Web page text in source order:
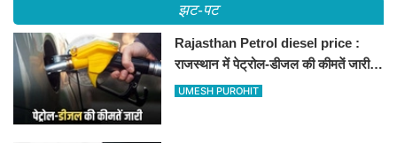
झट-पट
Rajasthan Petrol diesel price :
राजस्थान में पेट्रोल-डीजल की कीमतें जारी,
जानिए बीकानेर समेत पुरे प्रदेश में नए रेट
UMESH PUROHIT